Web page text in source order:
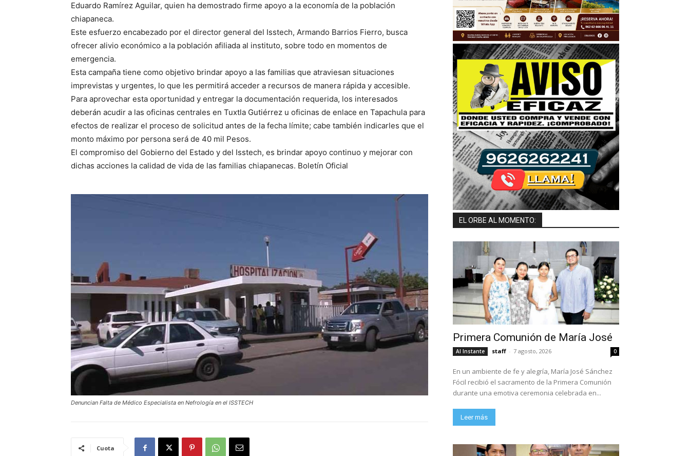
Eduardo Ramírez Aguilar, quien ha demostrado firme apoyo a la economía de la población
chiapaneca.
Este esfuerzo encabezado por el director general del Isstech, Armando Barrios Fierro, busca
ofrecer alivio económico a la población afiliada al instituto, sobre todo en momentos de
emergencia.
Esta campaña tiene como objetivo brindar apoyo a las familias que atraviesan situaciones
imprevistas y urgentes, lo que les permitirá acceder a recursos de manera rápida y accesible.
Para aprovechar esta oportunidad y entregar la documentación requerida, los interesados
deberán acudir a las oficinas centrales en Tuxtla Gutiérrez u oficinas de enlace en Tapachula para
efectos de realizar el proceso de solicitud antes de la fecha límite; cabe también indicarles que el
monto máximo por persona será de 40 mil Pesos.
El compromiso del Gobierno del Estado y del Isstech, es brindar apoyo continuo y mejorar con
dichas acciones la calidad de vida de las familias chiapanecas. Boletín Oficial
Denuncian Falta de Médico Especialista en Nefrología en el ISSTECH
Cuota
EL ORBE AL MOMENTO:
Primera Comunión de María José
Al Instante staff - 7 agosto, 2026 0
En un ambiente de fe y alegría, María José Sánchez
Fócil recibió el sacramento de la Primera Comunión
durante una emotiva ceremonia celebrada en...
Leer más